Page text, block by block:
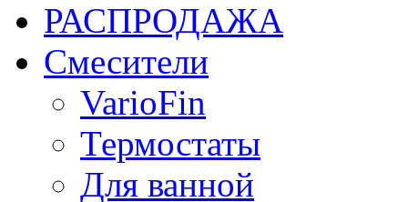
РАСПРОДАЖА
Смесители
VarioFin
Термостаты
Для ванной